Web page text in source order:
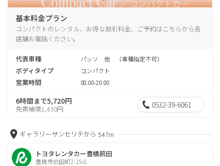
基本料金プラン
コンパクトのレンタル、お得な割引料金、ご予約はこちらから各
店舗お電話ください。
代表車種 パッソ 他 （車種指定不可）
ボディタイプ コンパクト
営業時間 08:00-20:00
6時間まで5,720円
免責補償1,430円 0532-39-6061
ギャラリーサンセリテから 547m
トヨタレンタカー豊橋前田
豊橋市前田町2-15-8